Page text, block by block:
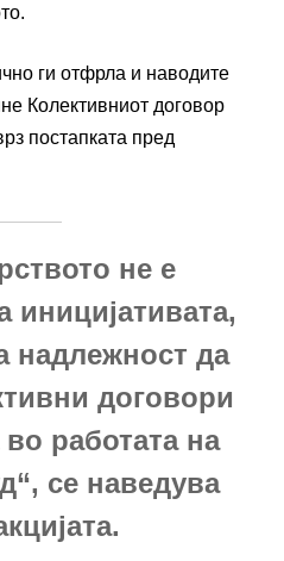
ги отфрла и наводите
Колективниот договор
постапката пред
не е
иницијативата,
надлежност да
договори
работата на
се наведува